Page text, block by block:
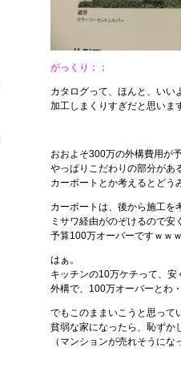
がっくり；；
カタログって、ほんと、いい
加工しまくりすぎだと思いま
おおよそ300万の外構費用が
やっぱりこだわりの部分があ
カーポートとか考えるとどう
カーポートは、後から施工を
ミサワ経由がのぞけるので安
予算100万オーバーですｗｗ
はぁ。
キッチンの10万ケチって、安
外構で、100万オーバーとわ
でもこのままいこうと思って
貧弱な家になったら、恥ずか
（マンションが売れそうに